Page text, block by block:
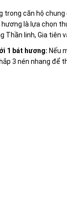
trong căn hộ
là lựa chọn
Thần linh, Gia tiên
1 bát hương: Nếu
3 nén nhang để